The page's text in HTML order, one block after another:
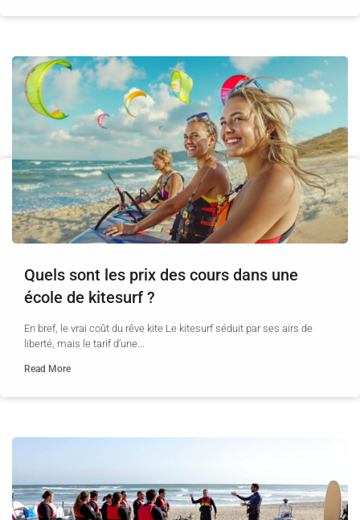
Quels sont les prix des cours dans une
école de kitesurf ?
En bref, le vrai coût du rêve kite Le kitesurf séduit par ses airs de
liberté, mais le tarif d’une...
Read More